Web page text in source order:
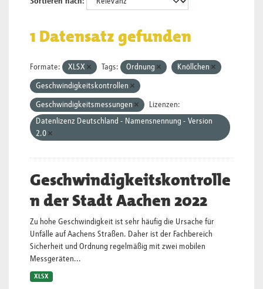
1 Datensatz gefunden
Formate: XLSX Tags: Ordnung Knöllchen
Geschwindigkeitskontrollen
Geschwindigkeitsmessungen
Lizenzen:
Datenlizenz Deutschland - Namensnennung - Version
2.0
Geschwindigkeitskontrolle
n der Stadt Aachen 2022
Zu hohe Geschwindigkeit ist sehr häufig die Ursache für
Unfälle auf Aachens Straßen. Daher ist der Fachbereich
Sicherheit und Ordnung regelmäßig mit zwei mobilen
Messgeräten...
XLSX